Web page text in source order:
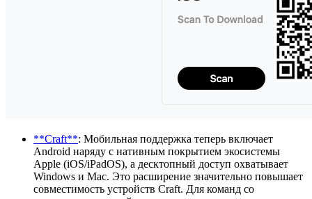
**Craft**: Мобильная поддержка теперь включает
Android наряду с нативным покрытием экосистемы
Apple (iOS/iPadOS), а десктопный доступ охватывает
Windows и Mac. Это расширение значительно повышает
совместимость устройств Craft. Для команд со